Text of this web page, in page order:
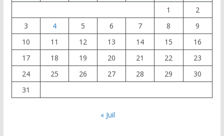
1
2
3
4 5 6 7 8
9
10
11 12 13 14 15
16
17
18 19 20 21 22
23
24
25 26 27 28 29
30
31
« Juil